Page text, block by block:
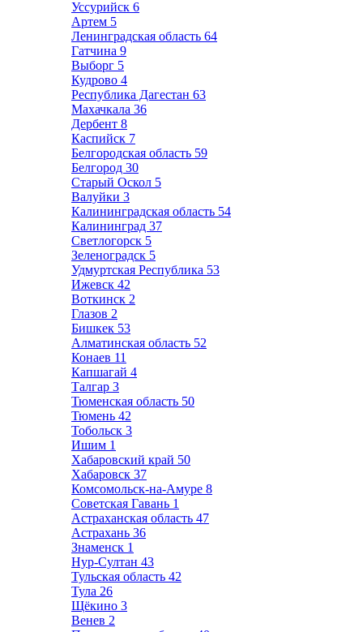
Уссурийск 6
Артем 5
Ленинградская область 64
Гатчина 9
Выборг 5
Кудрово 4
Республика Дагестан 63
Махачкала 36
Дербент 8
Каспийск 7
Белгородская область 59
Белгород 30
Старый Оскол 5
Валуйки 3
Калининградская область 54
Калининград 37
Светлогорск 5
Зеленоградск 5
Удмуртская Республика 53
Ижевск 42
Воткинск 2
Глазов 2
Бишкек 53
Алматинская область 52
Конаев 11
Капшагай 4
Талгар 3
Тюменская область 50
Тюмень 42
Тобольск 3
Ишим 1
Хабаровский край 50
Хабаровск 37
Комсомольск-на-Амуре 8
Советская Гавань 1
Астраханская область 47
Астрахань 36
Знаменск 1
Нур-Султан 43
Тульская область 42
Тула 26
Щёкино 3
Венев 2